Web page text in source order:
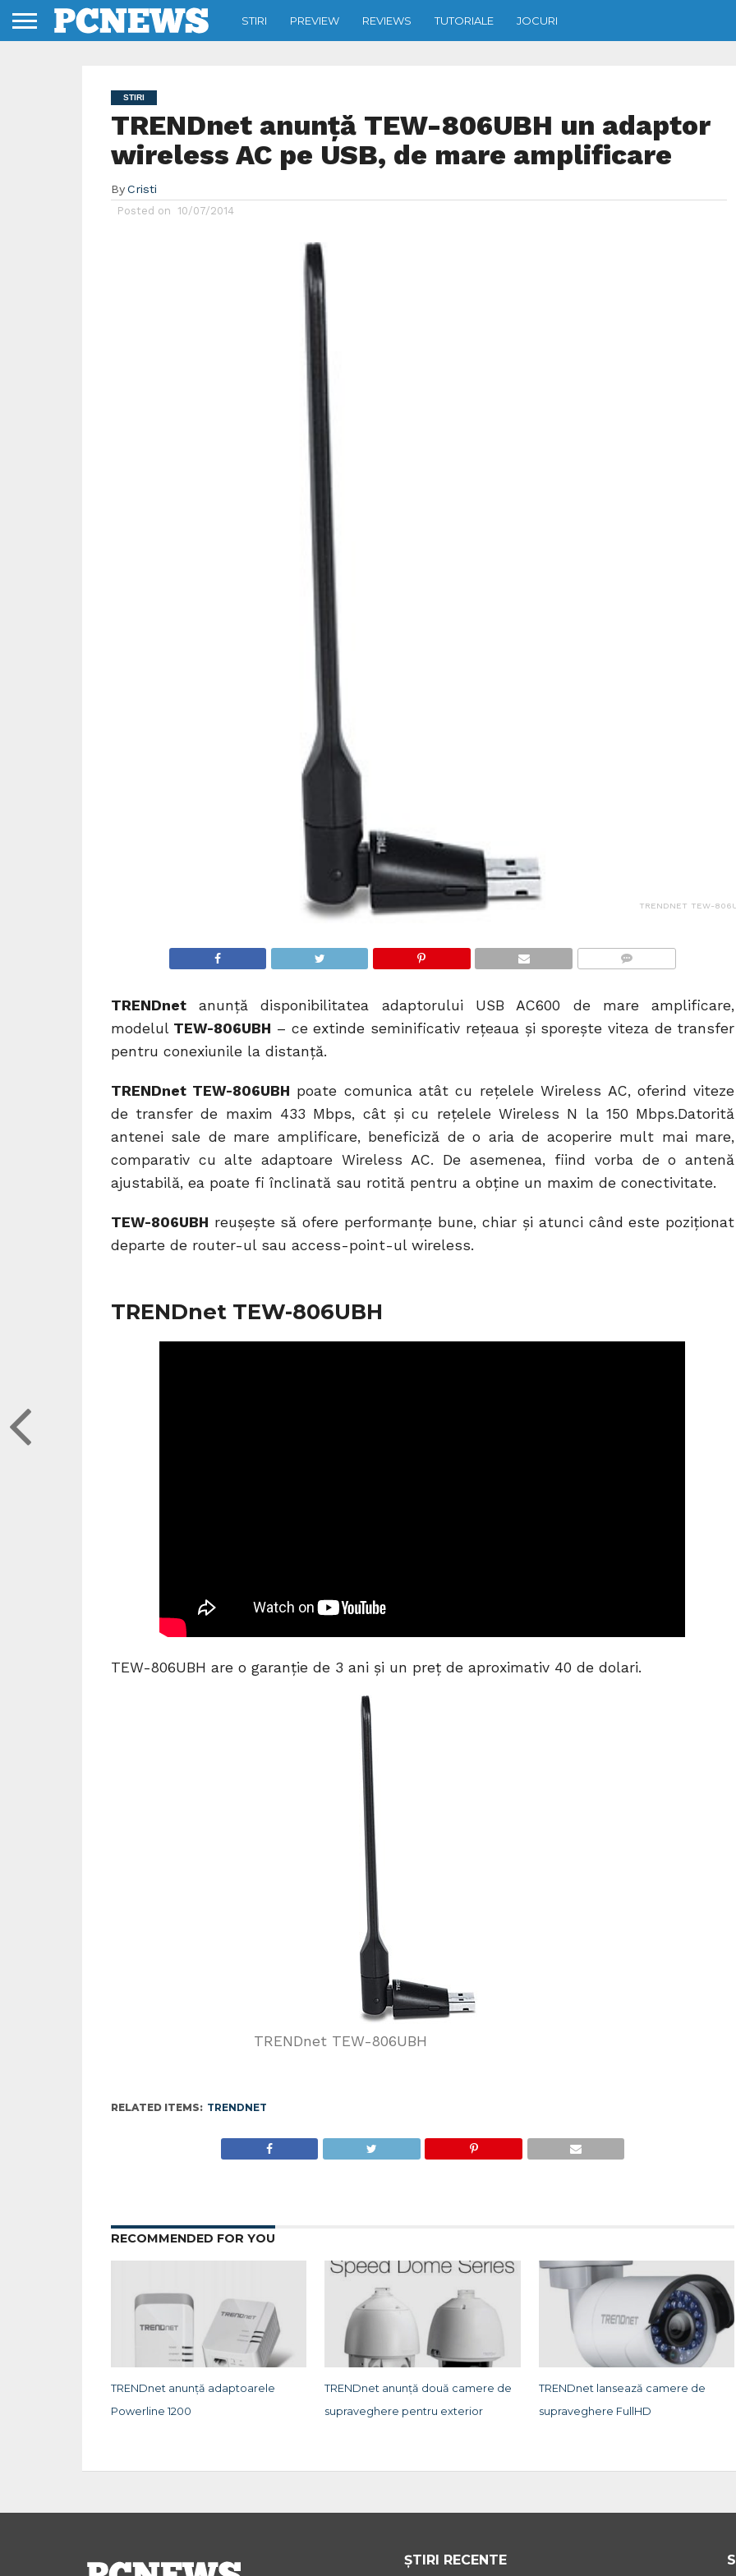
STIRI PREVIEW REVIEWS TUTORIALE JOCURI
STIRI
TRENDnet anunţă TEW-806UBH un adaptor
wireless AC pe USB, de mare amplificare
By Cristi
Posted on 10/07/2014
TRENDNET TEW-
TRENDnetanunţă disponibilitatea adaptorului USB AC600 de mare amplificare,
modelul TEW-806UBH – ce extinde seminificativ rețeaua și sporește viteza de transfer
pentru conexiunile la distanță.
TRENDnet TEW-806UBH poate comunica atât cu reţelele Wireless AC, oferind viteze
de transfer de maxim 433 Mbps, cât şi cu rețelele Wireless N la 150 Mbps.Datorită
antenei sale de mare amplificare, beneficiză de o aria de acoperire mult mai mare,
comparativ cu alte adaptoare Wireless AC. De asemenea, fiind vorba de o antenă
ajustabilă, ea poate fi înclinată sau rotită pentru a obține un maxim de conectivitate.
TEW-806UBH reușește să ofere performanţe bune, chiar și atunci când este poziţionat
departe de router-ul sau access-point-ul wireless.
TRENDnet TEW-806UBH
TEW-806UBH are o garanție de 3 ani și un preț de aproximativ 40 de dolari.
TRENDnet TEW-806UBH
RELATED ITEMS: TRENDNET
RECOMMENDED FOR YOU
TRENDnet anunță adaptoarele
Powerline 1200
TRENDnet anunţă două camere de
supraveghere pentru exterior
TRENDnet lansează camere de
supraveghere FullHD
ȘTIRI RECENTE